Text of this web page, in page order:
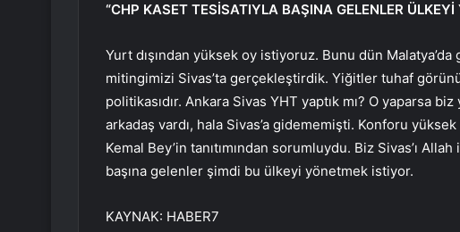
“CHP KASET TESİSATIYLA BAŞINA GELENLER
Yurt dışından yüksek oy istiyoruz. Bunu dün
mitingimizi Sivas’ta gerçekleştirdik. Yiğitler tuhaf
politikasıdır. Ankara Sivas YHT yaptık mı? O yaparsa
arkadaş vardı, hala Sivas’a gidememişti. Konforu
Kemal Bey’in tanıtımından sorumluydu. Biz Sivas’ı
başına gelenler şimdi bu ülkeyi yönetmek istiyor.
KAYNAK: HABER7